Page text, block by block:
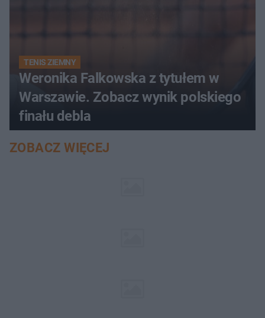
TENIS ZIEMNY
Weronika Falkowska z tytułem w
Warszawie. Zobacz wynik polskiego
finału debla
ZOBACZ WIĘCEJ